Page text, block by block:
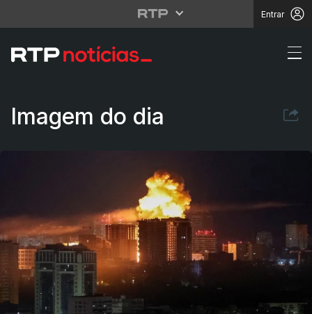
Entrar
Ucrânia. Ataques
Imagem do dia